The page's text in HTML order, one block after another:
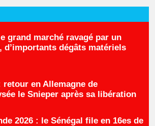
grand marché ravagé par un
d’importants dégâts matériels
retour en Allemagne de
le Snieper après sa libération
2026 : le Sénégal file en 16es de